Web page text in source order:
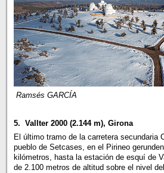
Ramsés GARCÍA
5. Vallter 2000 (2.144 m), Girona
El último tramo de la carretera secundaria
pueblo de Setcases, en el Pirineo
kilómetros, hasta la estación de esquí de
de 2.100 metros de altitud sobre el nivel